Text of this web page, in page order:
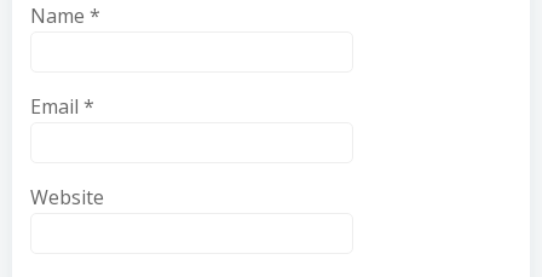
Name *
Email *
Website